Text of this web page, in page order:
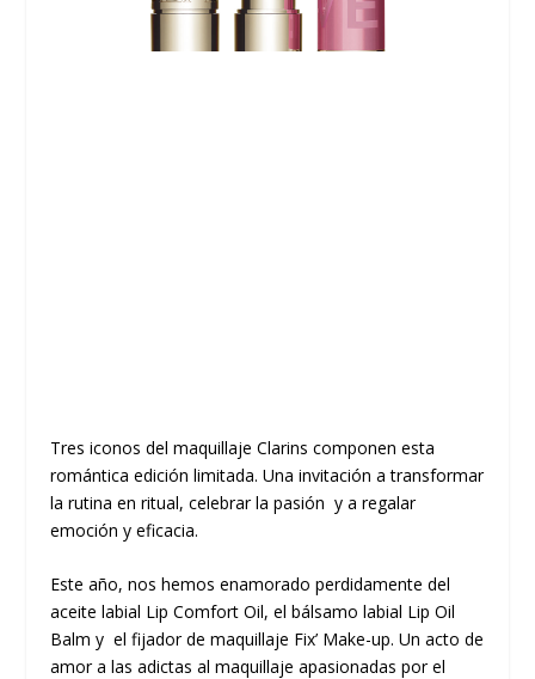
Tres iconos del maquillaje Clarins componen esta
romántica edición limitada. Una invitación a transformar
la rutina en ritual, celebrar la pasión y a regalar
emoción y eficacia.
Este año, nos hemos enamorado perdidamente del
aceite labial Lip Comfort Oil, el bálsamo labial Lip Oil
Balm y el fijador de maquillaje Fix’ Make-up. Un acto de
amor a las adictas al maquillaje apasionadas por el